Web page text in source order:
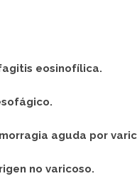
eosinofílica.
aguda por
no varicoso.